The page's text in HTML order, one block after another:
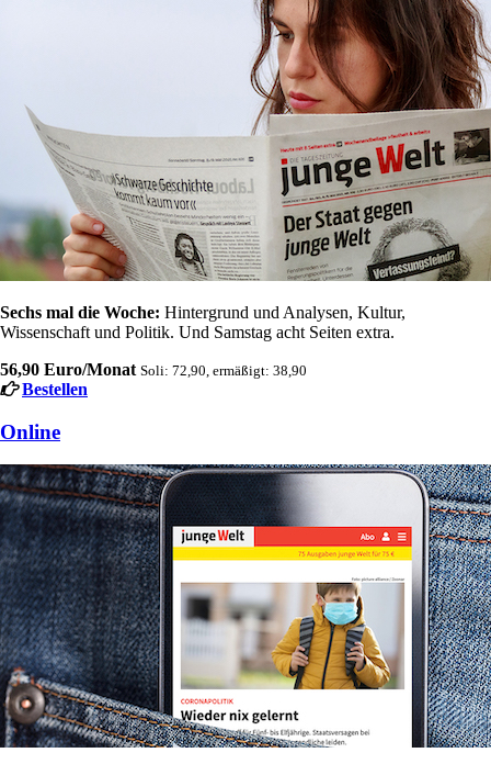
Sechs mal die Woche: Hintergrund und Analysen, Kultur,
Wissenschaft und Politik. Und Samstag acht Seiten extra.
56,90 Euro/Monat Soli: 72,90, ermäßigt: 38,90
Bestellen
Online